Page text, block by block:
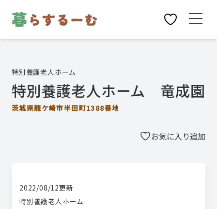
特別養護老人ホーム
特別養護老人ホーム 竜成園
茨城県龍ケ崎市半田町1388番地
お気に入り追加
2022/08/12更新
特別養護老人ホーム